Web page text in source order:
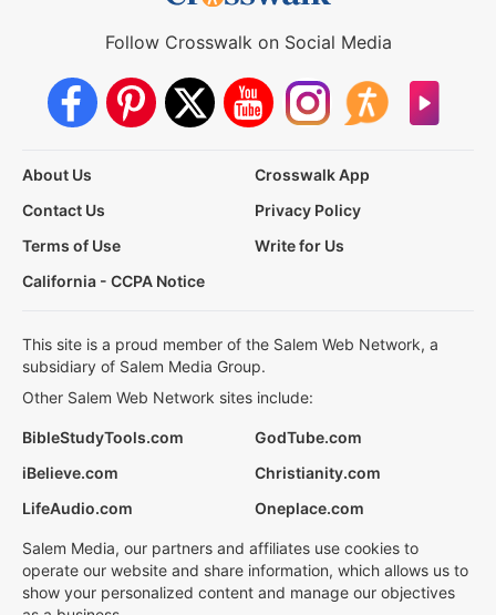
Follow Crosswalk on Social Media
About Us
Crosswalk App
Contact Us
Privacy Policy
Terms of Use
Write for Us
California - CCPA Notice
This site is a proud member of the Salem Web Network, a
subsidiary of Salem Media Group.
Other Salem Web Network sites include:
BibleStudyTools.com
GodTube.com
iBelieve.com
Christianity.com
LifeAudio.com
Oneplace.com
Salem Media, our partners and affiliates use cookies to
operate our website and share information, which allows us to
show your personalized content and manage our objectives